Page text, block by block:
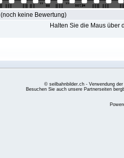
(noch keine Bewertung)
Halten Sie die Maus über
© seilbahnbilder.ch - Verwendung
Besuchen Sie auch unsere Partnerseiten